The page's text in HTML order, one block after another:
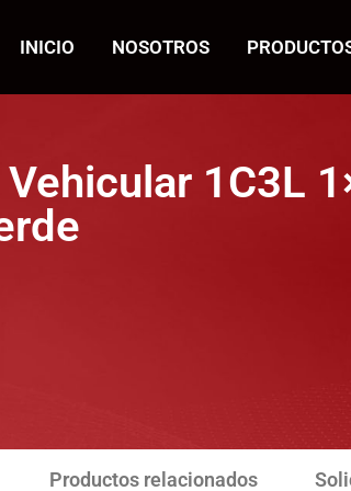
INICIO NOSOTROS
Vehicular 1C3L
Productos relacionados